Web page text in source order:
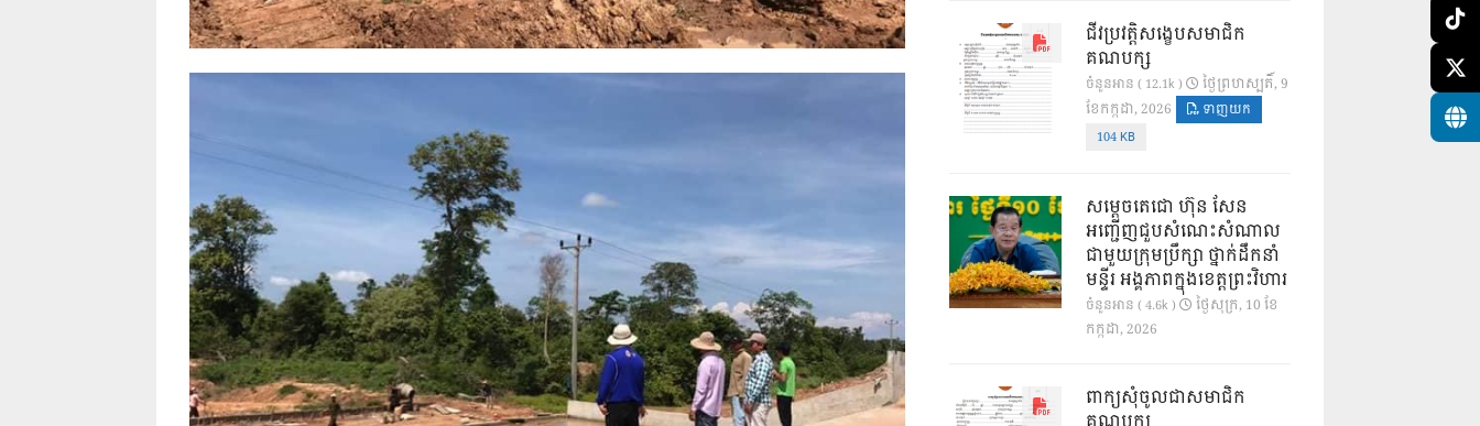
ជីវប្រវត្តិសង្ខេបសមាជិក
គណបក្ស
ចំនួនអាន ( 12.1k )
ថ្ងៃ​ព្រហស្បតិ៍, 9
ខែ​កក្កដា, 2026
ទាញយក
104 KB
សម្តេចតេជោ ហ៊ុន សែន
អញ្ជើញជួបសំណេះសំណាល
ជាមួយក្រុមប្រឹក្សា ថ្នាក់ដឹកនាំ
មន្ទីរ អង្គភាពក្នុងខេត្តព្រះវិហារ
ចំនួនអាន ( 4.6k )
ថ្ងៃ​សុក្រ, 10 ខែ​
កក្កដា, 2026
ពាក្យសុំចូលជាសមាជិក